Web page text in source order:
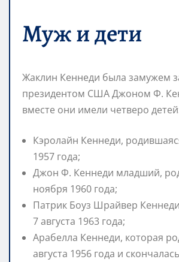
Муж и дети
Жаклин Кеннеди была замужем
президентом США Джоном Ф.
вместе они имели четверо
Кэролайн Кеннеди,
1957 года;
Джон Ф. Кеннеди младший,
ноября 1960 года;
Патрик Боуз Шрайвер
7 августа 1963 года;
Арабелла Кеннеди, которая
августа 1956 года и